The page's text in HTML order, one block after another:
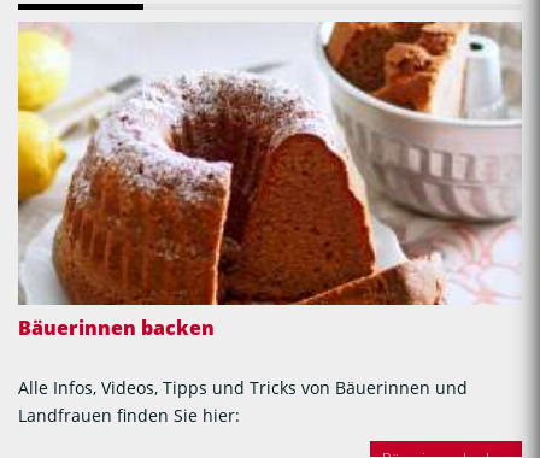
Bäuerinnen backen
Alle Infos, Videos, Tipps und Tricks von Bäuerinnen und
Landfrauen finden Sie hier: